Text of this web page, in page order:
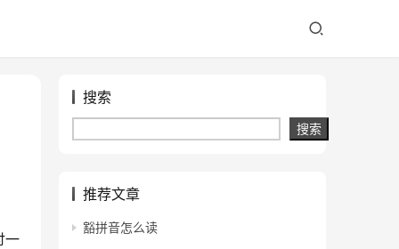
一
搜索
搜索
推荐文章
豁拼音怎么读